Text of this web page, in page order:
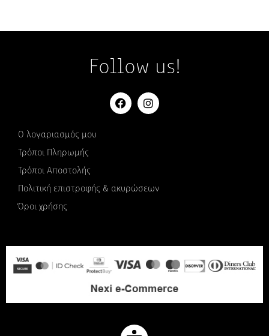
Follow us!
Ο λογαριασμός μου
Τρόποι Πληρωμής
Τρόποι Αποστολής
Πολιτική επιστροφής & ακυρώσεων
Όροι χρήσης